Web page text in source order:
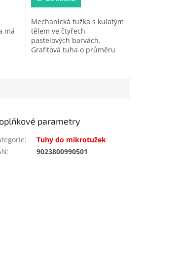
má
Mechanická tužka s kulatým
tělem ve čtyřech
pastelových barvách.
Grafitová tuha o průměru
parametry
:
Tuhy do mikrotužek
: 9023800990501